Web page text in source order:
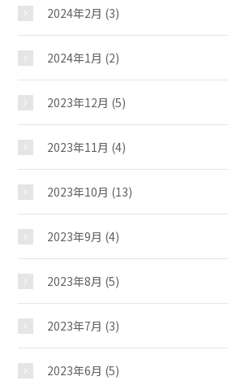
教室紹介
児童クラブ
2024年2月 (3)
2024年1月 (2)
2023年12月 (5)
2023年11月 (4)
2023年10月 (13)
2023年9月 (4)
2023年8月 (5)
2023年7月 (3)
2023年6月 (5)